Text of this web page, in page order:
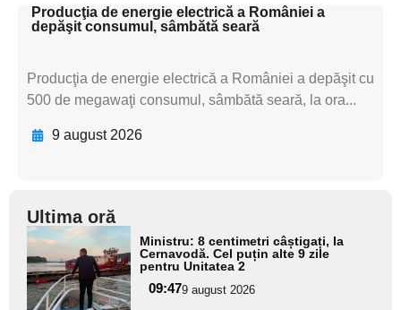
Producţia de energie electrică a României a
depăşit consumul, sâmbătă seară
Producţia de energie electrică a României a depăşit cu
500 de megawaţi consumul, sâmbătă seară, la ora...
9 august 2026
Ultima oră
Adaugă
aici textul
pentru
subtitlu
Ministru: 8 centimetri câștigați, la
Cernavodă. Cel puțin alte 9 zile
pentru Unitatea 2
09:479 august 2026